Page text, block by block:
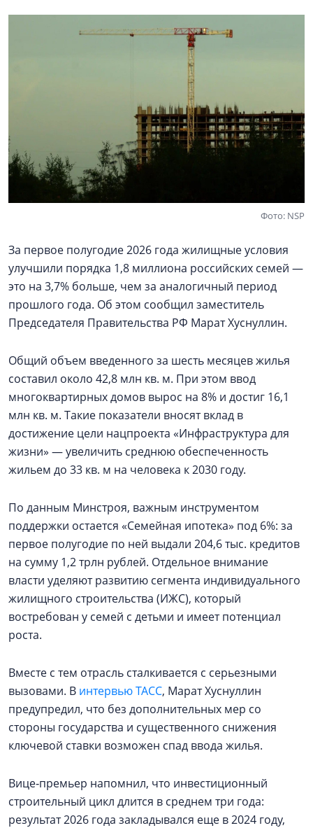
Фото: NSP
За первое полугодие 2026 года жилищные условия
улучшили порядка 1,8 миллиона российских семей —
это на 3,7% больше, чем за аналогичный период
прошлого года. Об этом сообщил заместитель
Председателя Правительства РФ Марат Хуснуллин.
Общий объем введенного за шесть месяцев жилья
составил около 42,8 млн кв. м. При этом ввод
многоквартирных домов вырос на 8% и достиг 16,1
млн кв. м. Такие показатели вносят вклад в
достижение цели нацпроекта «Инфраструктура для
жизни» — увеличить среднюю обеспеченность
жильем до 33 кв. м на человека к 2030 году.
По данным Минстроя, важным инструментом
поддержки остается «Семейная ипотека» под 6%: за
первое полугодие по ней выдали 204,6 тыс. кредитов
на сумму 1,2 трлн рублей. Отдельное внимание
власти уделяют развитию сегмента индивидуального
жилищного строительства (ИЖС), который
востребован у семей с детьми и имеет потенциал
роста.
Вместе с тем отрасль сталкивается с серьезными
вызовами. В интервью ТАСС, Марат Хуснуллин
предупредил, что без дополнительных мер со
стороны государства и существенного снижения
ключевой ставки возможен спад ввода жилья.
Вице‑премьер напомнил, что инвестиционный
строительный цикл длится в среднем три года:
результат 2026 года закладывался еще в 2024 году,